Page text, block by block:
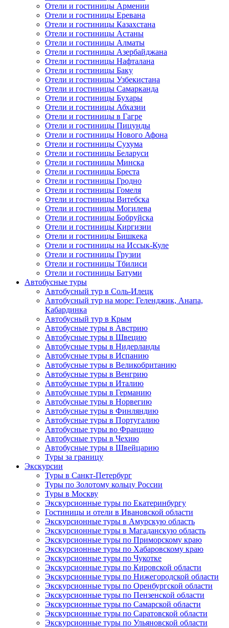
Отели и гостиницы Армении
Отели и гостиницы Еревана
Отели и гостиницы Казахстана
Отели и гостиницы Астаны
Отели и гостиницы Алматы
Отели и гостиницы Азербайджана
Отели и гостиницы Нафталана
Отели и гостиницы Баку
Отели и гостиницы Узбекистана
Отели и гостиницы Самарканда
Отели и гостиницы Бухары
Отели и гостиницы Абхазии
Отели и гостиницы в Гагре
Отели и гостиницы Пицунды
Отели и гостиницы Нового Афона
Отели и гостиницы Сухума
Отели и гостиницы Беларуси
Отели и гостиницы Минска
Отели и гостиницы Бреста
Отели и гостиницы Гродно
Отели и гостиницы Гомеля
Отели и гостиницы Витебска
Отели и гостиницы Могилева
Отели и гостиницы Бобруйска
Отели и гостиницы Киргизии
Отели и гостиницы Бишкека
Отели и гостиницы на Иссык-Куле
Отели и гостиницы Грузии
Отели и гостиницы Тбилиси
Отели и гостиницы Батуми
Автобусные туры
Автобусный тур в Соль-Илецк
Автобусный тур на море: Геленджик, Анапа,
Кабардинка
Автобусный тур в Крым
Автобусные туры в Австрию
Автобусные туры в Швецию
Автобусные туры в Нидерланды
Автобусные туры в Испанию
Автобусные туры в Великобританию
Автобусные туры в Венгрию
Автобусные туры в Италию
Автобусные туры в Германию
Автобусные туры в Норвегию
Автобусные туры в Финляндию
Автобусные туры в Португалию
Автобусные туры во Францию
Автобусные туры в Чехию
Автобусные туры в Швейцарию
Туры за границу
Экскурсии
Туры в Санкт-Петербург
Туры по Золотому кольцу России
Туры в Москву
Экскурсионные туры по Екатеринбургу
Гостиницы и отели в Ивановской области
Экскурсионные туры в Амурскую область
Экскурсионные туры в Магаданскую область
Экскурсионные туры по Приморскому краю
Экскурсионные туры по Хабаровскому краю
Экскурсионные туры по Чукотке
Экскурсионные туры по Кировской области
Экскурсионные туры по Нижегородской области
Экскурсионные туры по Оренбургской области
Экскурсионные туры по Пензенской области
Экскурсионные туры по Самарской области
Экскурсионные туры по Саратовской области
Экскурсионные туры по Ульяновской области